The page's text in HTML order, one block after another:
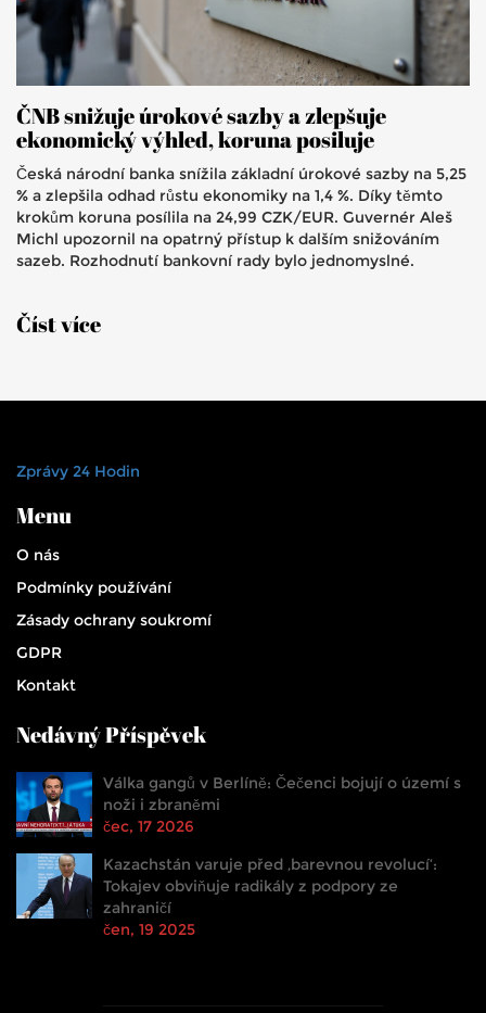
ČNB snižuje úrokové sazby a zlepšuje
ekonomický výhled, koruna posiluje
Česká národní banka snížila základní úrokové sazby na 5,25
% a zlepšila odhad růstu ekonomiky na 1,4 %. Díky těmto
krokům koruna posílila na 24,99 CZK/EUR. Guvernér Aleš
Michl upozornil na opatrný přístup k dalším snižováním
sazeb. Rozhodnutí bankovní rady bylo jednomyslné.
Číst více
Zprávy 24 Hodin
Menu
O nás
Podmínky používání
Zásady ochrany soukromí
GDPR
Kontakt
Nedávný Příspěvek
Válka gangů v Berlíně: Čečenci bojují o území s
noži i zbraněmi
čec, 17 2026
Kazachstán varuje před ‚barevnou revolucí‘:
Tokajev obviňuje radikály z podpory ze
zahraničí
čen, 19 2025